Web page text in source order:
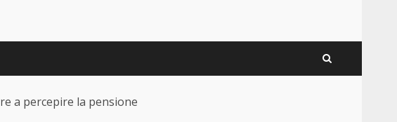
a percepire la pensione